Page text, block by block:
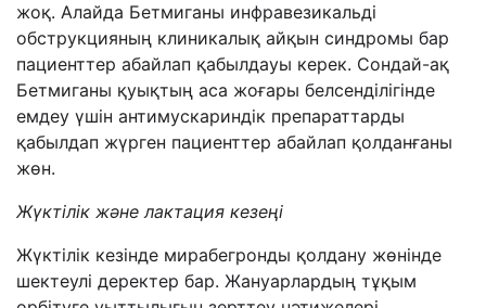
жоқ. Алайда Бетмиганы инфравезикальді
обструкцияның клиникалық айқын синдромы бар
пациенттер абайлап қабылдауы керек. Сондай-ақ
Бетмиганы қуықтың аса жоғары белсенділігінде
емдеу үшін антимускариндік препараттарды
қабылдап жүрген пациенттер абайлап қолданғаны
жөн.
Жүктілік және лактация кезеңі
Жүктілік кезінде мирабегронды қолдану жөнінде
шектеулі деректер бар. Жануарлардың тұқым